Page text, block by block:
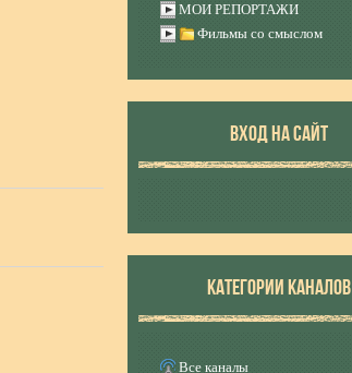
МОИ РЕПОРТАЖИ
Фильмы со смыслом
ВХОД НА САЙТ
КАТЕГОРИИ КАНАЛОВ
Все каналы